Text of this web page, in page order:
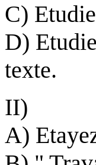
C)
D)
texte.
II)
A)